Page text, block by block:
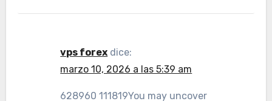
vps forex dice:
marzo 10, 2026 a las 5:39 am
628960 111819You may uncover